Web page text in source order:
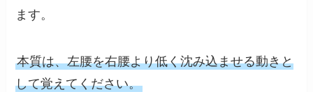
ます。
本質は、左腰を右腰より低く沈み込ませる動きと
して覚えてください。